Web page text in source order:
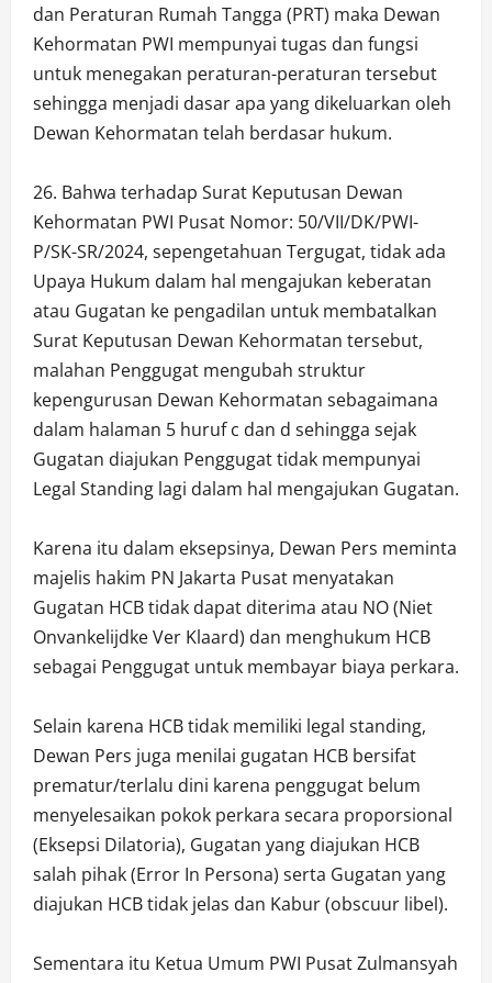
dan Peraturan Rumah Tangga (PRT) maka Dewan
Kehormatan PWI mempunyai tugas dan fungsi
untuk menegakan peraturan-peraturan tersebut
sehingga menjadi dasar apa yang dikeluarkan oleh
Dewan Kehormatan telah berdasar hukum.
26. Bahwa terhadap Surat Keputusan Dewan
Kehormatan PWI Pusat Nomor: 50/VII/DK/PWI-
P/SK-SR/2024, sepengetahuan Tergugat, tidak ada
Upaya Hukum dalam hal mengajukan keberatan
atau Gugatan ke pengadilan untuk membatalkan
Surat Keputusan Dewan Kehormatan tersebut,
malahan Penggugat mengubah struktur
kepengurusan Dewan Kehormatan sebagaimana
dalam halaman 5 huruf c dan d sehingga sejak
Gugatan diajukan Penggugat tidak mempunyai
Legal Standing lagi dalam hal mengajukan Gugatan.
Karena itu dalam eksepsinya, Dewan Pers meminta
majelis hakim PN Jakarta Pusat menyatakan
Gugatan HCB tidak dapat diterima atau NO (Niet
Onvankelijdke Ver Klaard) dan menghukum HCB
sebagai Penggugat untuk membayar biaya perkara.
Selain karena HCB tidak memiliki legal standing,
Dewan Pers juga menilai gugatan HCB bersifat
prematur/terlalu dini karena penggugat belum
menyelesaikan pokok perkara secara proporsional
(Eksepsi Dilatoria), Gugatan yang diajukan HCB
salah pihak (Error In Persona) serta Gugatan yang
diajukan HCB tidak jelas dan Kabur (obscuur libel).
Sementara itu Ketua Umum PWI Pusat Zulmansyah